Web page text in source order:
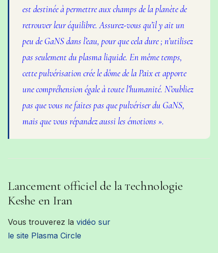
est destinée à permettre auxchamps de la planète de
retrouver leur équilibre. Assurez-vous qu’il y ait un
peu de GaNS dans l’eau, pour que cela dure ; n’utilisez
pas seulement du plasma liquide. En même temps,
cette pulvérisation crée le dôme de la Paix et apporte
une compréhension égale à toute l’humanité. N’oubliez
pas que vous ne faites pas que pulvériser du GaNS,
mais que vous répandez aussi les émotions ».
Lancement officiel de laTechnologie
Keshe en Iran
Vous trouverez la vidéo sur
le site Plasma Circle